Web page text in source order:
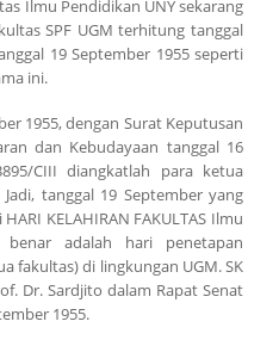
Ilmu Pendidikan UNY sekarang
SPF UGM terhitung tanggal
19 September 1955 seperti
ini.
1955, dengan Surat Keputusan
dan Kebudayaan tanggal 16
CIII diangkatlah para ketua
tanggal 19 September yang
KELAHIRAN FAKULTAS Ilmu
adalah hari penetapan
fakultas) di lingkungan UGM. SK
Dr. Sardjito dalam Rapat Senat
1955.